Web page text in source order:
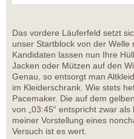
Das vordere Läuferfeld setzt
unser Startblock von der Welle
Kandidaten lassen nun Ihre
Jacken oder Mützen auf den
Genau, so entsorgt man
im Kleiderschrank. Wie stets
Pacemaker. Die auf dem
von „03:45“ entspricht zwar
meiner Vorstellung eines
Versuch ist es wert.